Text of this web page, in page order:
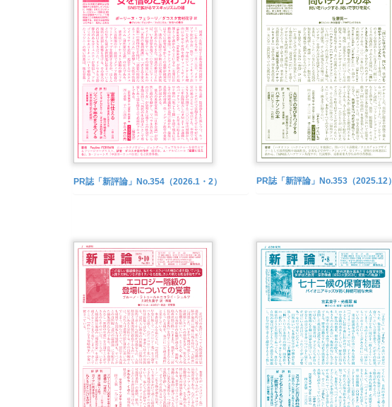
PR誌「新評論」No.354（2026.1・2） PR誌「新評論」No.353（2025.12）